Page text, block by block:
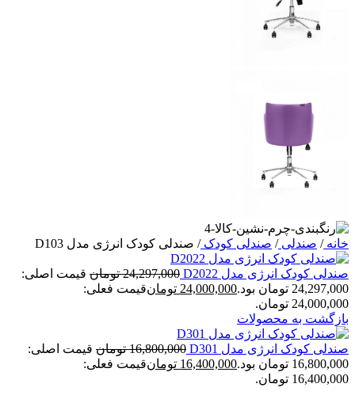
خانه/ صندلی/ صندلی کودک/ صندلی کودک انرژی مدل D103
صندلی کودک انرژی مدل D2022 24,297,000 تومان قیمت اصلی:
24,297,000 تومان بود.
24,000,000 تومانقیمت فعلی:
24,000,000 تومان.
بازگشت به محصولات
صندلی کودک انرژی مدل D301 16,800,000 تومان قیمت اصلی:
16,800,000 تومان بود.
16,400,000 تومانقیمت فعلی:
16,400,000 تومان.